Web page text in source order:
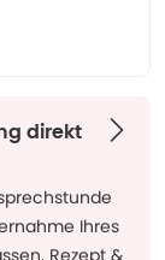
direkt
Ihres
Rezept &